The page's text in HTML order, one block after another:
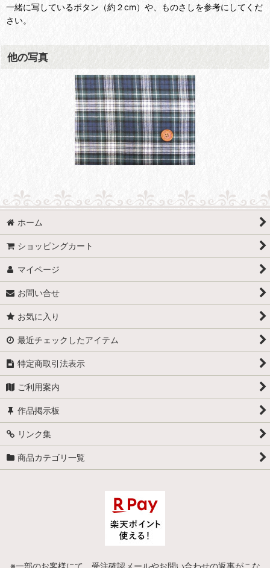
一緒に写しているボタン（約２cm）や、ものさしを参考にしてくだ
さい。
他の写真
ホーム
ショッピングカート
マイページ
お問い合せ
お気に入り
最近チェックしたアイテム
特定商取引法表示
ご利用案内
作品掲示板
リンク集
商品カテゴリ一覧
※一部のお客様にて、受注確認メールやお問い合わせの返事がこな